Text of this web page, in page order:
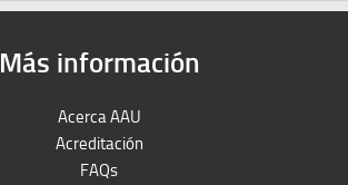
Más información
Acerca AAU
Acreditación
FAQs